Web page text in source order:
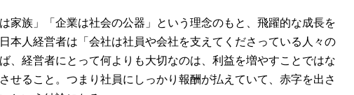
家族」「企業は社会の公器」という理念のもと、飛躍的な成長を
本人経営者は「会社は社員や会社を支えてくださっている人々の
、経営者にとって何よりも大切なのは、利益を増やすことではな
せること。つまり社員にしっかり報酬が払えていて、赤字を出さ